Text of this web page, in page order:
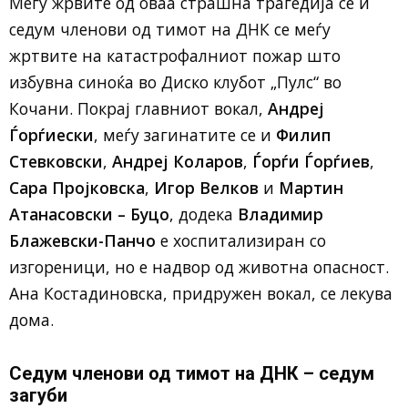
седум членови од тимот на ДНК се меѓу
жртвите на катастрофалниот пожар што
избувна синоќа во Диско клубот „Пулс“ во
Кочани. Покрај главниот вокал, Андреј
Ѓорѓиески, меѓу загинатите се и Филип
Стевковски, Андреј Коларов, Ѓорѓи Ѓорѓиев,
Сара Пројковска, Игор Велков и Мартин
Атанасовски – Буцо, додека Владимир
Блажевски-Панчо е хоспитализиран со
изгореници, но е надвор од животна опасност.
Ана Костадиновска, придружен вокал, се лекува
дома.
Седум членови од тимот на ДНК – седум
загуби